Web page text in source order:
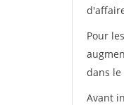
Pour
dans
Avant